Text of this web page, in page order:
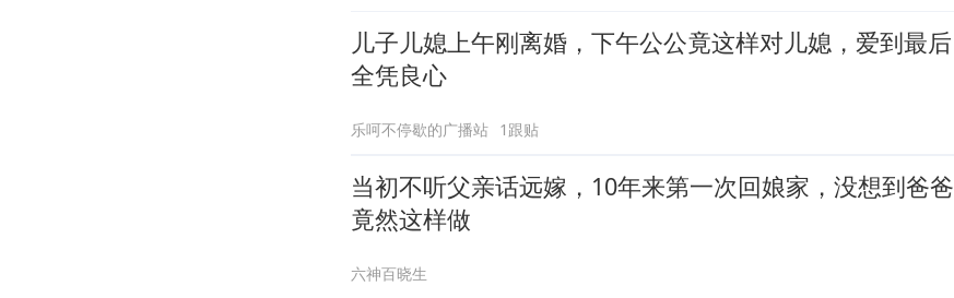
儿子儿媳上午刚离婚，下午公公竟这样对儿媳，爱到最后
全凭良心
乐呵不停歇的广播站 1跟贴
当初不听父亲话远嫁，10年来第一次回娘家，没想到爸爸
竟然这样做
六神百晓生